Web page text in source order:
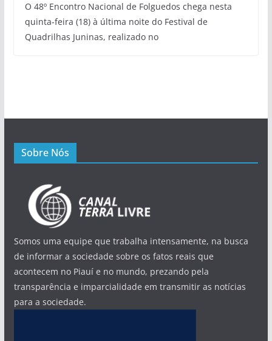
O 48º Encontro Nacional de Folguedos chega nesta
quinta-feira (18) à última noite do Festival de
Quadrilhas Juninas, realizado no
Sobre Nós
Somos uma equipe que trabalha intensamente, na busca
de informar a sociedade sobre os fatos reais que
acontecem no Piauí e no mundo, prezando pela
transparência e imparcialidade em transmitir as notícias
para a sociedade.